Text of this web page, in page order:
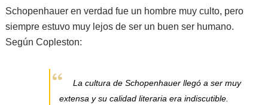
Schopenhauer en verdad fue un hombre muy culto, pero
siempre estuvo muy lejos de ser un buen ser humano.
Según Copleston:
La cultura de Schopenhauer llegó a ser muy
extensa y su calidad literaria era indiscutible.